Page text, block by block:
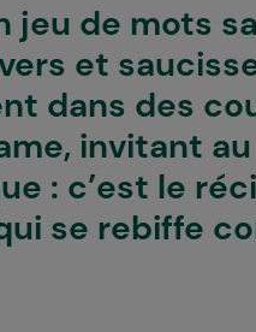
jeu de mots
et
dans des
invitant
: c’est le
se rebiffe